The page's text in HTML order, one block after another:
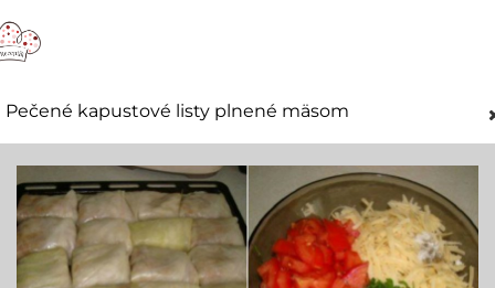
Pečené kapustové listy plnené mäsom